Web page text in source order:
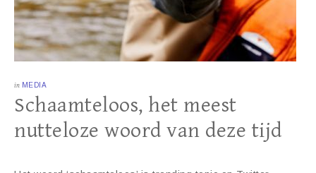
in MEDIA
Schaamteloos, het meest
nutteloze woord van deze tijd